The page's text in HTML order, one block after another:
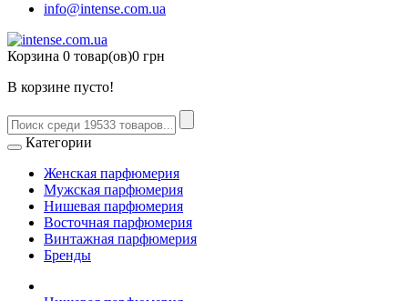
info@intense.com.ua
Корзина 0 товар(ов)0 грн
В корзине пусто!
Категории
Женская парфюмерия
Мужская парфюмерия
Нишевая парфюмерия
Восточная парфюмерия
Винтажная парфюмерия
Бренды